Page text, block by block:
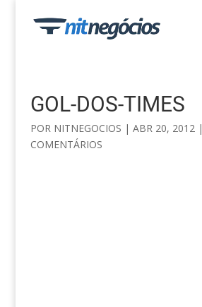
GOL-DOS-TIMES
POR NITNEGOCIOS | ABR 20, 2012|
COMENTÁRIOS